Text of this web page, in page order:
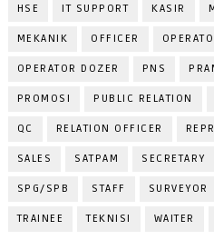
HSE IT SUPPORT KASIR
MEKANIK OFFICER
OPERATOR DOZER PNS
PROMOSI PUBLIC RELATION
QC RELATION OFFICER
SALES SATPAM SECRETARY
SPG/SPB STAFF SURVEYOR
TRAINEE TEKNISI WAITER